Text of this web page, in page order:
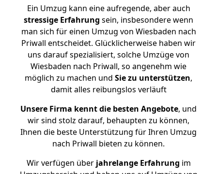
Ein Umzug kann eine aufregende, aber auch
stressige Erfahrung sein, insbesondere wenn
man sich für einen Umzug von Wiesbaden nach
Priwall entscheidet. Glücklicherweise haben wir
uns darauf spezialisiert, solche Umzüge von
Wiesbaden nach Priwall, so angenehm wie
möglich zu machen und Sie zu unterstützen,
damit alles reibungslos verläuft
Unsere Firma kennt die besten Angebote, und
wir sind stolz darauf, behaupten zu können,
Ihnen die beste Unterstützung für Ihren Umzug
nach Priwall bieten zu können.
Wir verfügen überjahrelange Erfahrung im